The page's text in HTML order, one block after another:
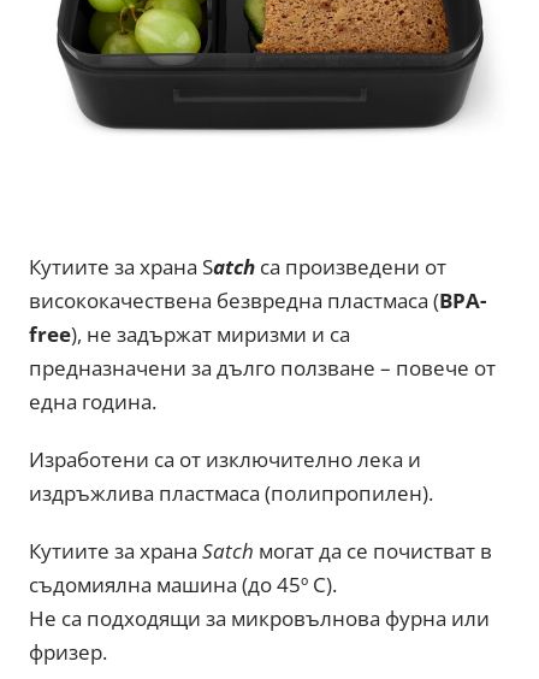
Кутиите за храна Satch са произведени от
висококачествена безвредна пластмаса (BPA-
free), не задържат миризми и са
предназначени за дълго ползване – повече от
една година.
Изработени са от изключително лека и
издръжлива пластмаса (полипропилен).
Кутиите за хранаSatch могат да се почистват в
съдомиялна машина (до 45º С).
Не са подходящи за микровълнова фурна или
фризер.